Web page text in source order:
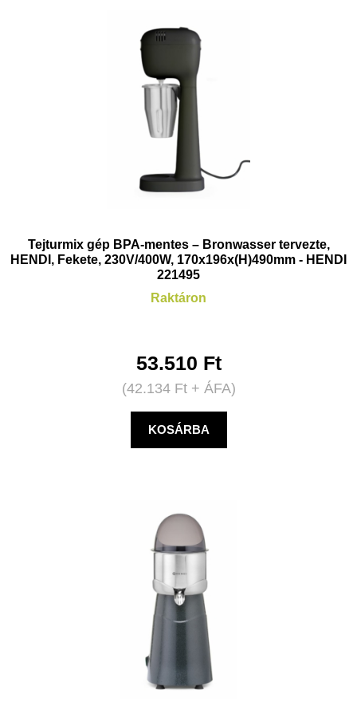
Tejturmix gép BPA-mentes – Bronwasser tervezte,
HENDI, Fekete, 230V/400W, 170x196x(H)490mm - HENDI
221495
Raktáron
53.510 Ft
(42.134 Ft+ ÁFA)
KOSÁRBA